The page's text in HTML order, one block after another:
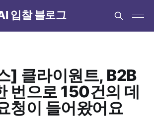
입찰 블로그
] 클라이원트, B2B
번으로 150건의 데
청이 들어왔어요